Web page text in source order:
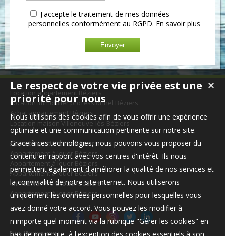
J'accepte le traitement de mes données
personnelles conformément au RGPD. En savoir plus
Location appartement Béziers
Location immobilier professionnel Béziers
Achat appartement Béziers
Location maison Villeneuve-lès-Béziers
Appartement à louer Béziers
Appartement à louer Béziers
Appartement à louer Béziers
Appartement à louer Béziers
Immobilier Pro à louer Béziers
Appartement à louer Béziers
Nos Honoraires
✕
Le respect de votre vie privée est une
priorité pour nous
Nous utilisons des cookies afin de vous offrir une expérience
optimale et une communication pertinente sur notre site.
Grace à ces technologies, nous pouvons vous proposer du
contenu en rapport avec vos centres d'intérêt. Ils nous
permettent également d'améliorer la qualité de nos services et
la convivialité de notre site internet. Nous utiliserons
uniquement les données personnelles pour lesquelles vous
avez donné votre accord. Vous pouvez les modifier à
n'importe quel moment via la rubrique "Gérer les cookies" en